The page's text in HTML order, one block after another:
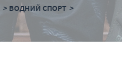
ВОДНИЙ СПОРТ